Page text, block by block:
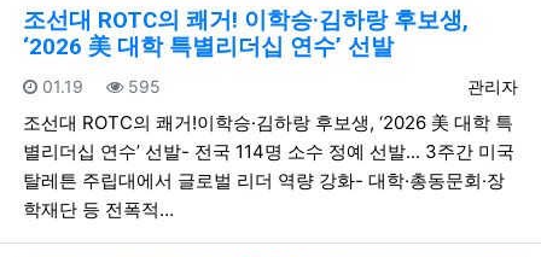
조선대 ROTC의 쾌거! 이학승·김하랑 후보생,
‘2026 美 대학 특별리더십 연수’ 선발
등록자
관리자
등록일
01.19 조회
595
조선대 ROTC의 쾌거!이학승·김하랑 후보생, ‘2026 美 대학 특
별리더십 연수’ 선발- 전국 114명 소수 정예 선발... 3주간 미국
탈레튼 주립대에서 글로벌 리더 역량 강화- 대학·총동문회·장
학재단 등 전폭적…